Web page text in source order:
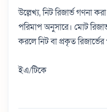
উল্লেখ্য, নিট রিজার্ভ
পরিমাপ অনুসারে। মোট
করলে নিট বা প্রকৃত
ইএ/টিকে